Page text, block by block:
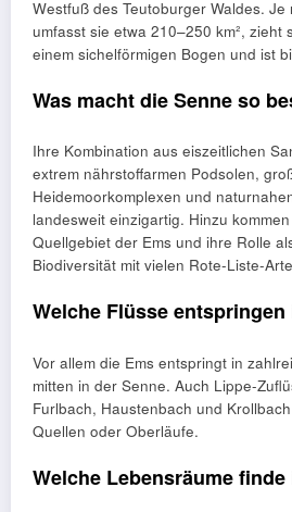
Westfuß des Teutoburger Waldes. Je
umfasst sie etwa 210–250 km², zieht
einem sichelförmigen Bogen und ist
Was macht die Senne so
Ihre Kombination aus eiszeitlichen
extrem nährstoffarmen Podsolen,
Heidemoorkomplexen und
landesweit einzigartig. Hinzu
Quellgebiet der Ems und ihre Rolle
Biodiversität mit vielen
Welche Flüsse entspringen
Vor allem die Ems entspringt in
mitten in der Senne. Auch
Furlbach, Haustenbach und
Quellen oder Oberläufe.
Welche Lebensräume